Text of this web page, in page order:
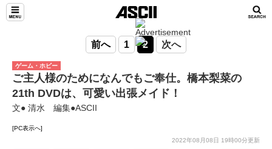
前へ 1 2 次へ
ゲーム・ホビー
ご主人様のためになんでもご奉仕。橋本梨菜の
21th DVDは、可愛い出張メイド！
文● 清水 編集●ASCII
[PC表示へ]
2022年08月08日 19時00分更新